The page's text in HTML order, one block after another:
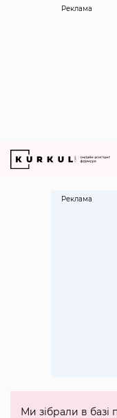
Реклама
Ми зібрали в базі
Реклама